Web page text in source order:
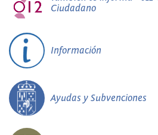
Ciudadano
Información
Ayudas y Subvenciones